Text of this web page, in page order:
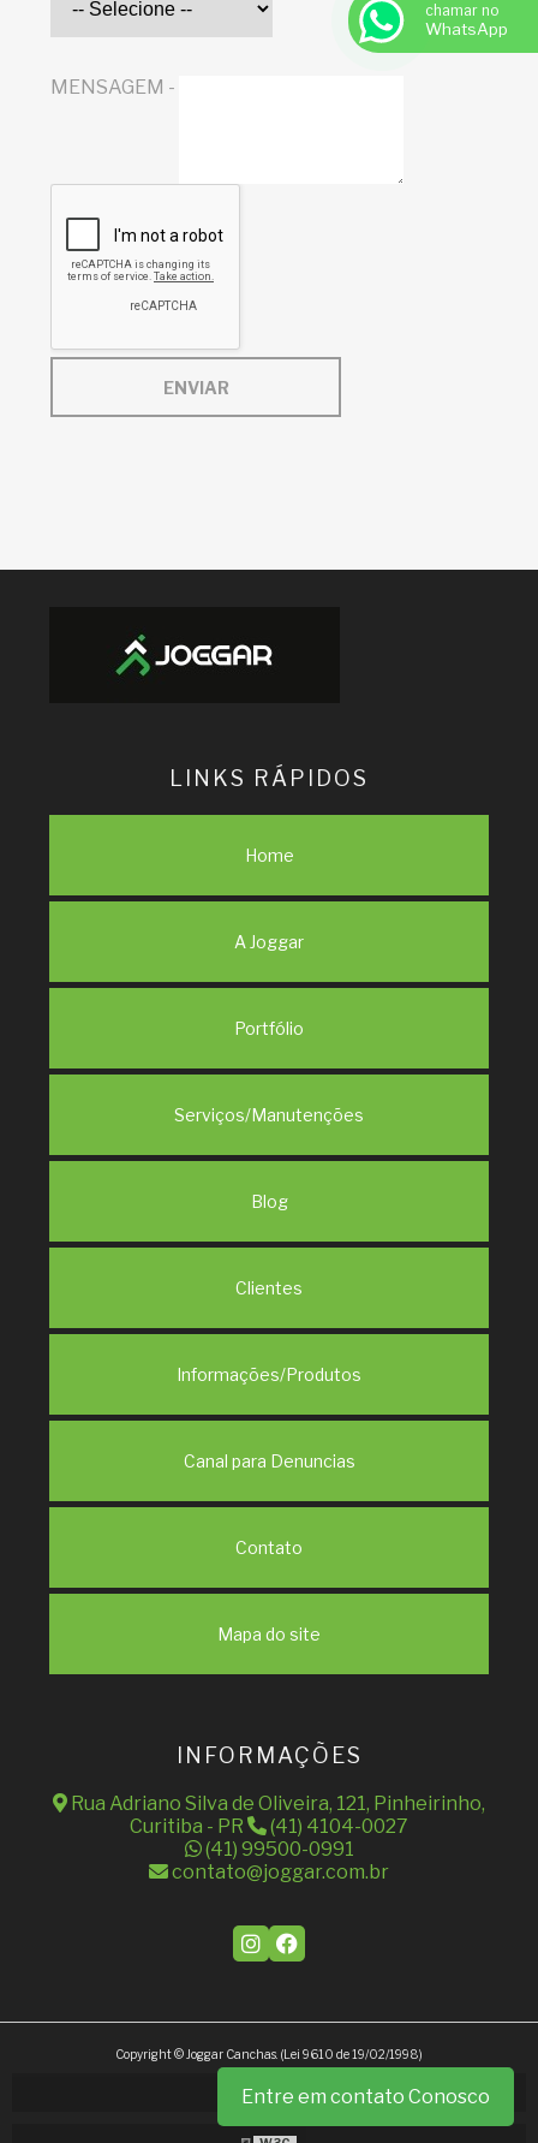
MENSAGEM -
ENVIAR
LINKS RÁPIDOS
Home
A Joggar
Portfólio
Serviços/Manutenções
Blog
Clientes
Informações/Produtos
Canal para Denuncias
Contato
Mapa do site
INFORMAÇÕES
Rua Adriano Silva de Oliveira, 121, Pinheirinho,
Curitiba - PR
(41) 4104-0027
(41) 99500-0991
contato@joggar.com.br
Copyright © Joggar Canchas. (Lei 9610 de 19/02/1998)
W3C
Entre em contato Conosco
chamar no
WhatsApp